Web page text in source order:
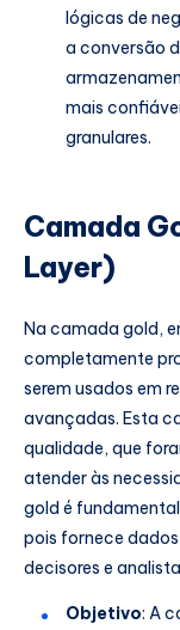
lógicas de
a conversão
mais
granulares.
Camada
Layer)
Na camada gold,
completamente
serem usados em
avançadas. Esta
qualidade, que
atender às
gold é
pois fornece
decisores e
Objetivo: A